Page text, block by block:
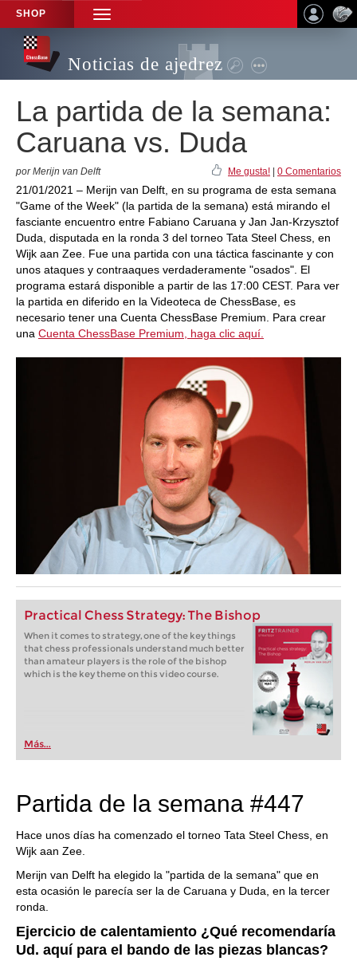
SHOP
TOGGLE
NAVIGATION
Noticias de ajedrez
La partida de la semana:
Caruana vs. Duda
por Merijn van Delft Me gusta! 0 Comentarios
21/01/2021 – Merijn van Delft, en su programa de esta semana
"Game of the Week" (la partida de la semana) está mirando el
fasciante encuentro entre Fabiano Caruana y Jan Jan-Krzysztof
Duda, disputada en la ronda 3 del torneo Tata Steel Chess, en
Wijk aan Zee. Fue una partida con una táctica fascinante y con
unos ataques y contraaques verdaderamente "osados". El
programa estará disponible a partir de las 17:00 CEST. Para ver
la partida en diferido en la Videoteca de ChessBase, es
necesario tener una Cuenta ChessBase Premium. Para crear
una Cuenta ChessBase Premium, haga clic aquí.
Practical Chess Strategy: The Bishop
When it comes to strategy, one of the key things
that chess professionals understand much better
than amateur players is the role of the bishop
which is the key theme on this video course.
Más...
Partida de la semana #447
Hace unos días ha comenzado el torneo Tata Steel Chess, en
Wijk aan Zee.
Merijn van Delft ha elegido la "partida de la semana" que en
esta ocasión le parecía ser la de Caruana y Duda, en la tercer
ronda.
Ejercicio de calentamiento ¿Qué recomendaría
Ud. aquí para el bando de las piezas blancas?